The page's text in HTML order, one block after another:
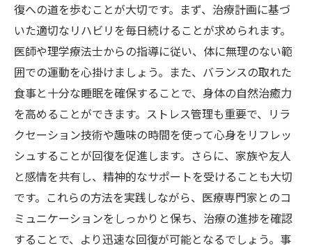
復への道を歩むことが大切です。まず、治療計画に基づ
いた適切なリハビリを毎日続けることが求められます。
医師や理学療法士からの指導に従い、体に無理のない範
囲での運動を心掛けましょう。また、バランスの取れた
食事と十分な睡眠を確保することで、身体の自然治癒力
を高めることができます。ストレス管理も重要で、リラ
クセーション技術や趣味の時間を使って心身をリフレッ
シュすることが回復を促進します。さらに、家族や友人
と感情を共有し、精神的なサポートを受けることも大切
です。これらの方法を実践しながら、医療専門家とのコ
ミュニケーションをしっかりと保ち、治療の進捗を確認
することで、より迅速な回復が可能となるでしょう。事